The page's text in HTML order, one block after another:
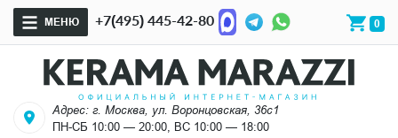
МЕНЮ +7(495) 445-42-80 0
Адрес: г. Москва, ул. Воронцовская, 36с1
ПН-СБ 10:00 — 20:00, ВС 10:00 — 18:00